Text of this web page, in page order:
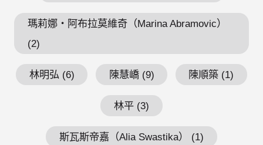
瑪莉娜・阿布拉莫維奇（Marina Abramovic）
(2)
林明弘 (6) 陳慧嶠 (9) 陳順築 (1)
林平 (3)
斯瓦斯帝嘉（Alia Swastika） (1)